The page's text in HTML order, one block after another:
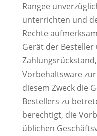
Rangee
unterrichten und
Rechte
Gerät der
Vorbehaltsware
diesem Zweck die
Bestellers zu
berechtigt, die
üblichen